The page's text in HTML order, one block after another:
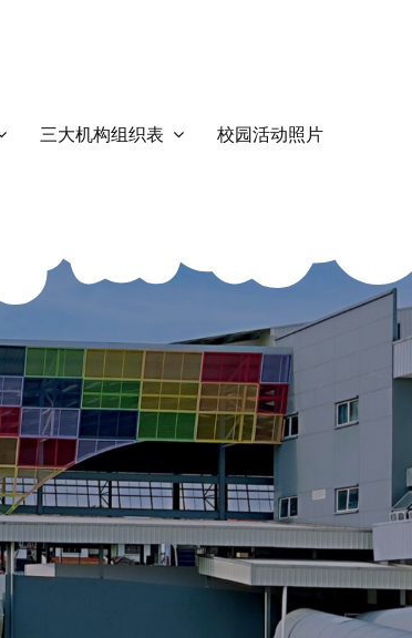
三大机构组织表 校园活动照片